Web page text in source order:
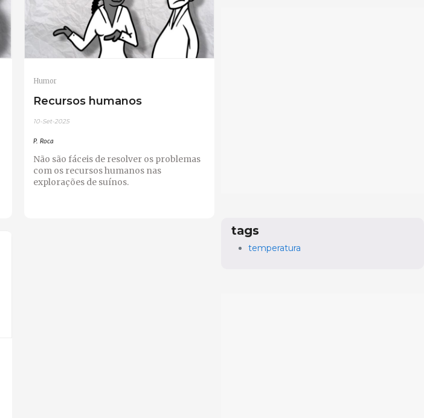
Humor
Recursos humanos
10-Set-2025
P. Roca
Não são fáceis de resolver os problemas
com os recursos humanos nas
explorações de suínos.
tags
temperatura